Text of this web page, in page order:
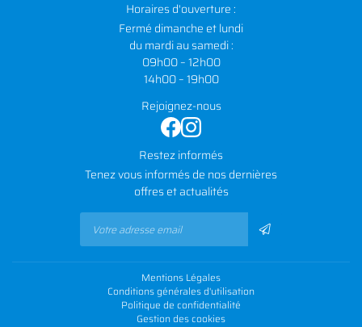
Horaires d'ouverture :
Fermé dimanche et lundi
du mardi au samedi :
09h00 – 12h00
14h00 – 19h00
Rejoignez-nous
Restez informés
Tenez vous informés de nos dernières
offres et actualités
Mentions Légales
Conditions générales d'utilisation
Politique de confidentialité
Gestion des cookies